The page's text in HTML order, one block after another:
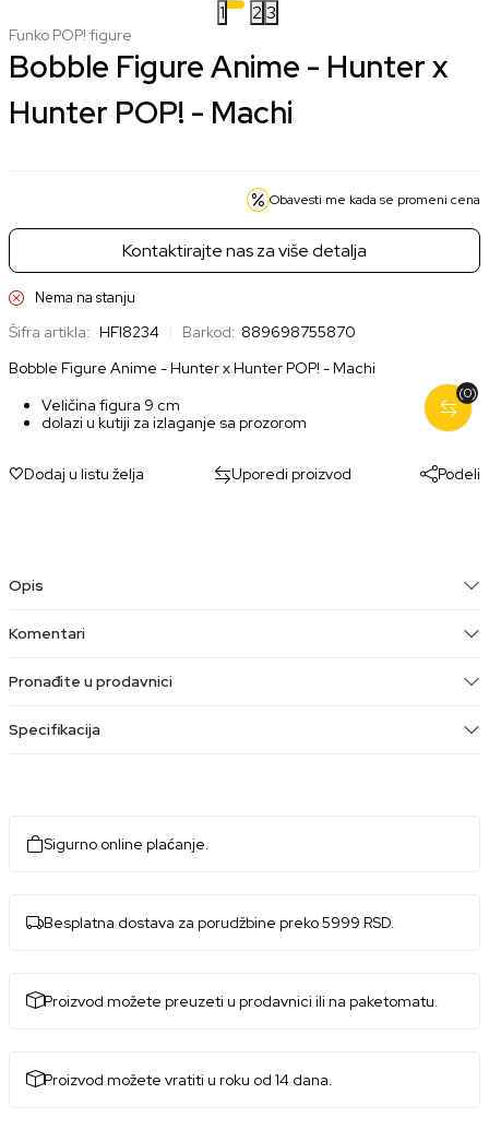
1 2 3
Funko POP! figure
Bobble Figure Anime - Hunter x
Hunter POP! - Machi
Obavesti me kada se promeni cena
Kontaktirajte nas za više detalja
Nema na stanju
Šifra artikla: HFI8234 Barkod: 889698755870
Bobble Figure Anime - Hunter x Hunter POP! - Machi
Veličina figura 9 cm
dolazi u kutiji za izlaganje sa prozorom
Dodaj u listu želja Uporedi proizvod Podeli
(0)
Opis
Komentari
Pronađite u prodavnici
Specifikacija
Sigurno online plaćanje.
Besplatna dostava za porudžbine preko 5999 RSD.
Proizvod možete preuzeti u prodavnici ili na paketomatu.
Proizvod možete vratiti u roku od 14 dana.